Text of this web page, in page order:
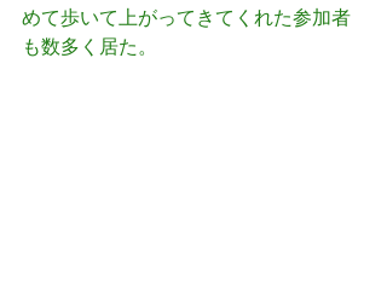
めて歩いて上がってきてくれた参加者
も数多く居た。